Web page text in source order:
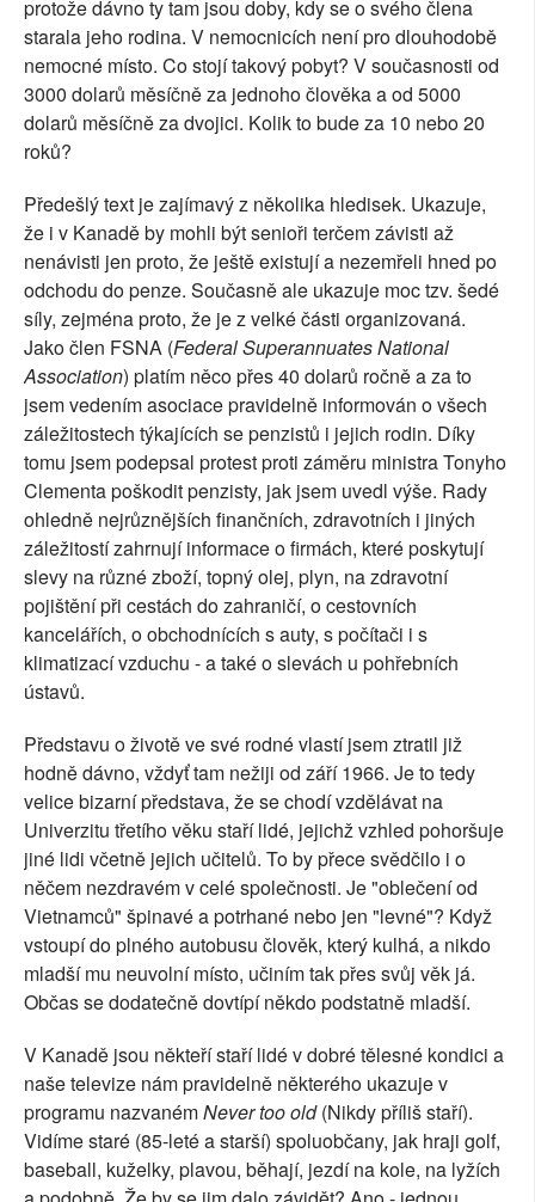
protože dávno ty tam jsou doby, kdy se o svého člena
starala jeho rodina. V nemocnicích není pro dlouhodobě
nemocné místo. Co stojí takový pobyt? V současnosti od
3000 dolarů měsíčně za jednoho člověka a od 5000
dolarů měsíčně za dvojici. Kolik to bude za 10 nebo 20
roků?
Předešlý text je zajímavý z několika hledisek. Ukazuje,
že i v Kanadě by mohli být senioři terčem závisti až
nenávisti jen proto, že ještě existují a nezemřeli hned po
odchodu do penze. Současně ale ukazuje moc tzv. šedé
síly, zejména proto, že je z velké části organizovaná.
Jako člen FSNA (Federal Superannuates National
Association) platím něco přes 40 dolarů ročně a za to
jsem vedením asociace pravidelně informován o všech
záležitostech týkajících se penzistů i jejich rodin. Díky
tomu jsem podepsal protest proti záměru ministra Tonyho
Clementa poškodit penzisty, jak jsem uvedl výše. Rady
ohledně nejrůznějších finančních, zdravotních i jiných
záležitostí zahrnují informace o firmách, které poskytují
slevy na různé zboží, topný olej, plyn, na zdravotní
pojištění při cestách do zahraničí, o cestovních
kancelářích, o obchodnících s auty, s počítači i s
klimatizací vzduchu - a také o slevách u pohřebních
ústavů.
Představu o životě ve své rodné vlastí jsem ztratil již
hodně dávno, vždyť tam nežiji od září 1966. Je to tedy
velice bizarní představa, že se chodí vzdělávat na
Univerzitu třetího věku staří lidé, jejichž vzhled pohoršuje
jiné lidi včetně jejich učitelů. To by přece svědčilo i o
něčem nezdravém v celé společnosti. Je "oblečení od
Vietnamců" špinavé a potrhané nebo jen "levné"? Když
vstoupí do plného autobusu člověk, který kulhá, a nikdo
mladší mu neuvolní místo, učiním tak přes svůj věk já.
Občas se dodatečně dovtípí někdo podstatně mladší.
V Kanadě jsou někteří staří lidé v dobré tělesné kondici a
naše televize nám pravidelně některého ukazuje v
programu nazvanémNever too old(Nikdy příliš staří).
Vidíme staré (85-leté a starší) spoluobčany, jak hraji golf,
baseball, kuželky, plavou, běhají, jezdí na kole, na lyžích